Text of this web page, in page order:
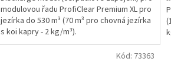
modulovou řadu ProfiClear Premium XL pro
jezírka do 530 m³ (70 m³ pro chovná jezírka
s koi kapry - 2 kg/m³).
Kód: 73363